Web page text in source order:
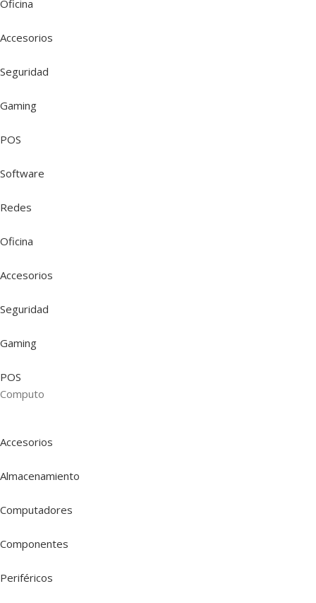
Oficina
Accesorios
Seguridad
Gaming
POS
Software
Redes
Oficina
Accesorios
Seguridad
Gaming
POS
Computo
Accesorios
Almacenamiento
Computadores
Componentes
Periféricos